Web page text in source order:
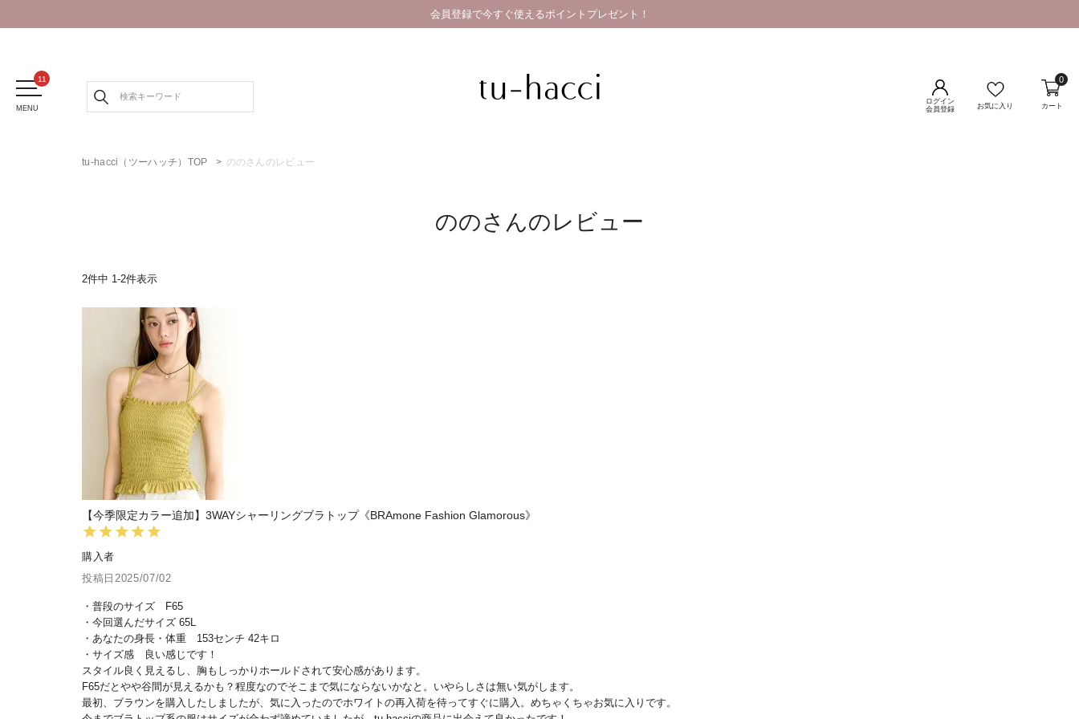
会員登録で今すぐ使えるポイントプレゼント！
MENU
ログイン
会員登録
お気に入り カート
0
tu-hacci（ツーハッチ）TOP ののさんのレビュー
ののさんのレビュー
2件中 1-2件表示
【今季限定カラー追加】3WAYシャーリングブラトップ《BRAmone Fashion Glamorous》
購入者
投稿日 2025/07/02
・普段のサイズ　F65
・今回選んだサイズ 65L
・あなたの身長・体重　153センチ 42キロ
・サイズ感　良い感じです！
スタイル良く見えるし、胸もしっかりホールドされて安心感があります。
F65だとやや谷間が見えるかも？程度なのでそこまで気にならないかなと。いやらしさは無い気がします。
最初、ブラウンを購入したしましたが、気に入ったのでホワイトの再入荷を待ってすぐに購入。めちゃくちゃお気に入りです。